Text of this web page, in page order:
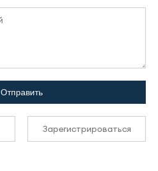
Отправить
Зарегистрироваться